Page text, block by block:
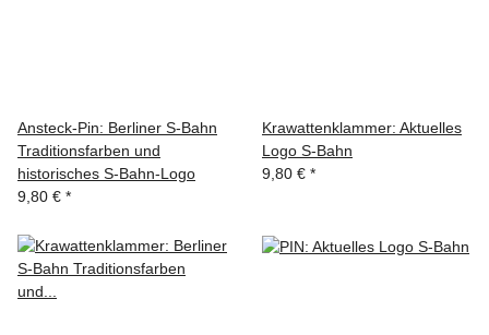
Ansteck-Pin: Berliner S-Bahn
Traditionsfarben und
historisches S-Bahn-Logo
9,80 € *
Krawattenklammer: Aktuelles
Logo S-Bahn
9,80 € *